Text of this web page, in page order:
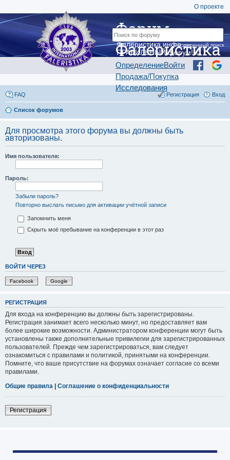
О проекте
Форум
Фалеристика
Фалеристика.инфо —
ПРАВИЛЬНЫЙ форум! ©
Определение
Продажа/Покупка
Исследования
Войти
Расширенный поиск
FAQ Вход
Регистрация
Список форумов
Для просмотра этого форума вы должны быть
авторизованы.
Имя пользователя:
Пароль:
Забыли пароль?
Повторно выслать письмо для активации учётной записи
Запомнить меня
Скрыть моё пребывание на конференции в этот раз
ВОЙТИ ЧЕРЕЗ
Facebook Google
РЕГИСТРАЦИЯ
Для входа на конференцию вы должны быть зарегистрированы.
Регистрация занимает всего несколько минут, но предоставляет вам
более широкие возможности. Администратором конференции могут быть
установлены также дополнительные привилегии для зарегистрированных
пользователей. Прежде чем зарегистрироваться, вам следует
ознакомиться с правилами и политикой, принятыми на конференции.
Помните, что ваше присутствие на форумах означает согласие со всеми
правилами.
Общие правила
Соглашение о конфиденциальности
Регистрация